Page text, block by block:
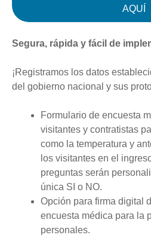
AQUÍ
Segura, rápida y fácil de
¡Registramos los datos
del gobierno nacional y sus
Formulario de encuesta
visitantes y contratistas
como la temperatura y
los visitantes en el
preguntas serán
única SI o NO.
Opción para firma digital
encuesta médica para la
personales.